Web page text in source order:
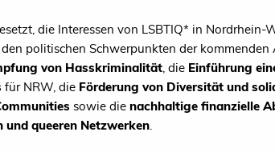
die Interessen von LSBTIQ* in Nordrhein-
politischen Schwerpunkten der kommenden
von Hasskriminalität, die Einführung
für NRW, die Förderung von Diversität und
sowie die nachhaltige finanzielle
queeren Netzwerken.